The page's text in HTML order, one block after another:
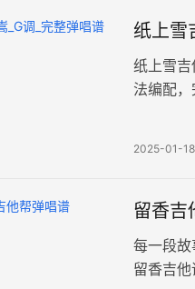
纸上雪
纸上雪
法编配
2025-01-18
留香吉
每一段故
留香吉